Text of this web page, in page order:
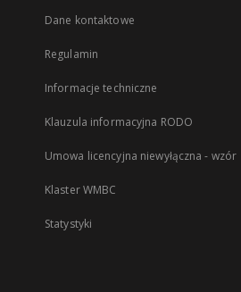
Dane kontaktowe
Regulamin
Informacje techniczne
Klauzula informacyjna RODO
Umowa licencyjna niewyłączna - wzór
Klaster WMBC
Statystyki